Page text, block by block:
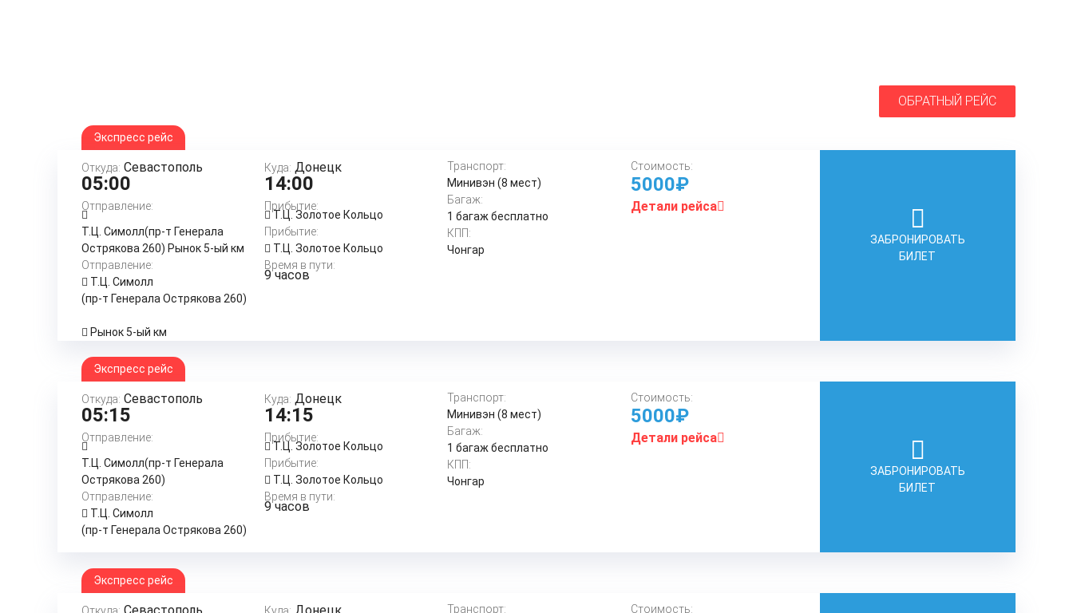
ОБРАТНЫЙ РЕЙС
Экспресс рейс
Откуда: Севастополь
05:00
Отправление:
Т.Ц. Симолл(пр-т Генерала
Острякова 260) Рынок 5-ый км
Отправление:
Т.Ц. Симолл
(пр-т Генерала Острякова 260)
Рынок 5-ый км
Куда: Донецк
14:00
Прибытие:
Т.Ц. Золотое Кольцо
Прибытие:
Т.Ц. Золотое Кольцо
Время в пути:
9 часов
Транспорт:
Минивэн (8 мест)
Багаж:
1 багаж бесплатно
КПП:
Чонгар
Стоимость:
5000₽
Детали рейса
ЗАБРОНИРОВАТЬ
БИЛЕТ
Экспресс рейс
Откуда: Севастополь
05:15
Отправление:
Т.Ц. Симолл(пр-т Генерала
Острякова 260)
Отправление:
Т.Ц. Симолл
(пр-т Генерала Острякова 260)
Куда: Донецк
14:15
Прибытие:
Т.Ц. Золотое Кольцо
Прибытие:
Т.Ц. Золотое Кольцо
Время в пути:
9 часов
Транспорт:
Минивэн (8 мест)
Багаж:
1 багаж бесплатно
КПП:
Чонгар
Стоимость:
5000₽
Детали рейса
ЗАБРОНИРОВАТЬ
БИЛЕТ
Экспресс рейс
Транспорт: Стоимость: